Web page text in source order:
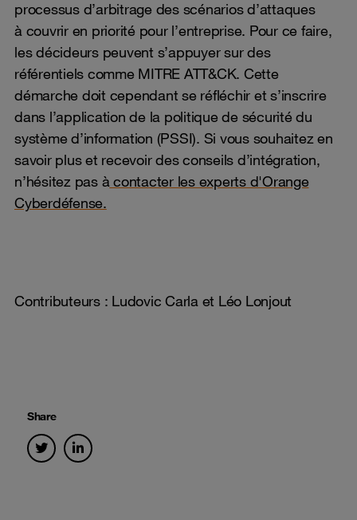
processus d’arbitrage des scénarios d’attaques
à couvrir en priorité pour l’entreprise. Pour ce faire,
les décideurs peuvent s’appuyer sur des
référentiels comme MITRE ATT&CK. Cette
démarche doit cependant se réfléchir et s’inscrire
dans l’application de la politique de sécurité du
système d’information (PSSI). Si vous souhaitez en
savoir plus et recevoir des conseils d’intégration,
n’hésitez pas à contacter les experts d'Orange
Cyberdéfense.
Contributeurs : Ludovic Carla et Léo Lonjout
Share